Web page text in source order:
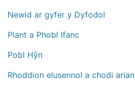
Newid ar gyfer y Dyfodol
Plant a Phobl Ifanc
Pobl Hŷn
Rhoddion elusennol a chodi arian